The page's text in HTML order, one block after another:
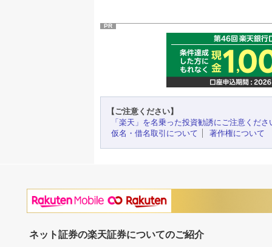
PR
【ご注意ください】
「楽天」を名乗った投資勧誘にご注意くださ
仮名・借名取引について
著作権について
ネット証券の楽天証券についてのご紹介